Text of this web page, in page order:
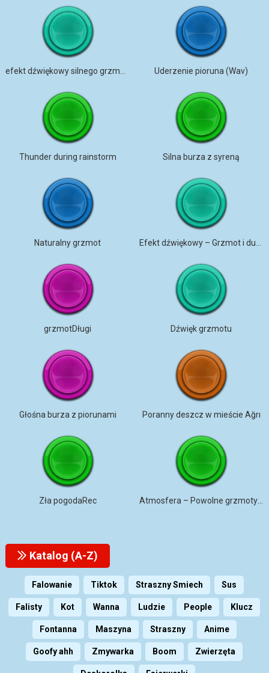
Uderzenie pioruna (Wav)
Thunder during rainstorm Silna burza z syreną
Naturalny grzmot
grzmotDługi Dźwięk grzmotu
Głośna burza z piorunami Poranny deszcz w mieście Ağrı
Zła pogodaRec Atmosfera – Powolne grzmoty z cykaniem świerszczy i bardzo lekki deszcz
Katalog (A-Z)
Falowanie Tiktok Straszny Smiech Sus
Falisty Kot Wanna Ludzie People Klucz
Fontanna Maszyna Straszny Anime
Goofy ahh Zmywarka Boom Zwierzęta